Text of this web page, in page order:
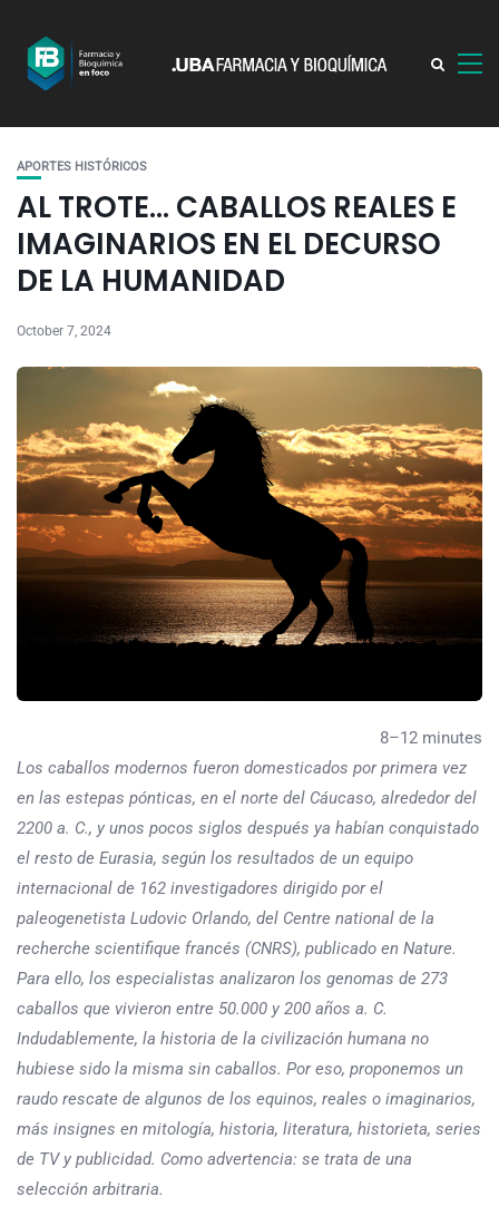
APORTES HISTÓRICOS
AL TROTE… CABALLOS REALES E
IMAGINARIOS EN EL DECURSO
DE LA HUMANIDAD
October 7, 2024
8–12 minutes
Los caballos modernos fueron domesticados por primera vez
en las estepas pónticas, en el norte del Cáucaso, alrededor del
2200 a. C., y unos pocos siglos después ya habían conquistado
el resto de Eurasia, según los resultados de un equipo
internacional de 162 investigadores dirigido por el
paleogenetista Ludovic Orlando, del Centre national de la
recherche scientifique francés (CNRS), publicado en Nature.
Para ello, los especialistas analizaron los genomas de 273
caballos que vivieron entre 50.000 y 200 años a. C.
Indudablemente, la historia de la civilización humana no
hubiese sido la misma sin caballos. Por eso, proponemos un
raudo rescate de algunos de los equinos, reales o imaginarios,
más insignes en mitología, historia, literatura, historieta, series
de TV y publicidad. Como advertencia: se trata de una
selección arbitraria.